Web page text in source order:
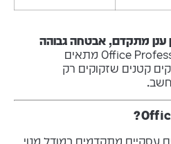
ענן מתקדם, אבטחה גבוהה
, בעוד ש-Office Professional מתאים
קטנים שזקוקים רק